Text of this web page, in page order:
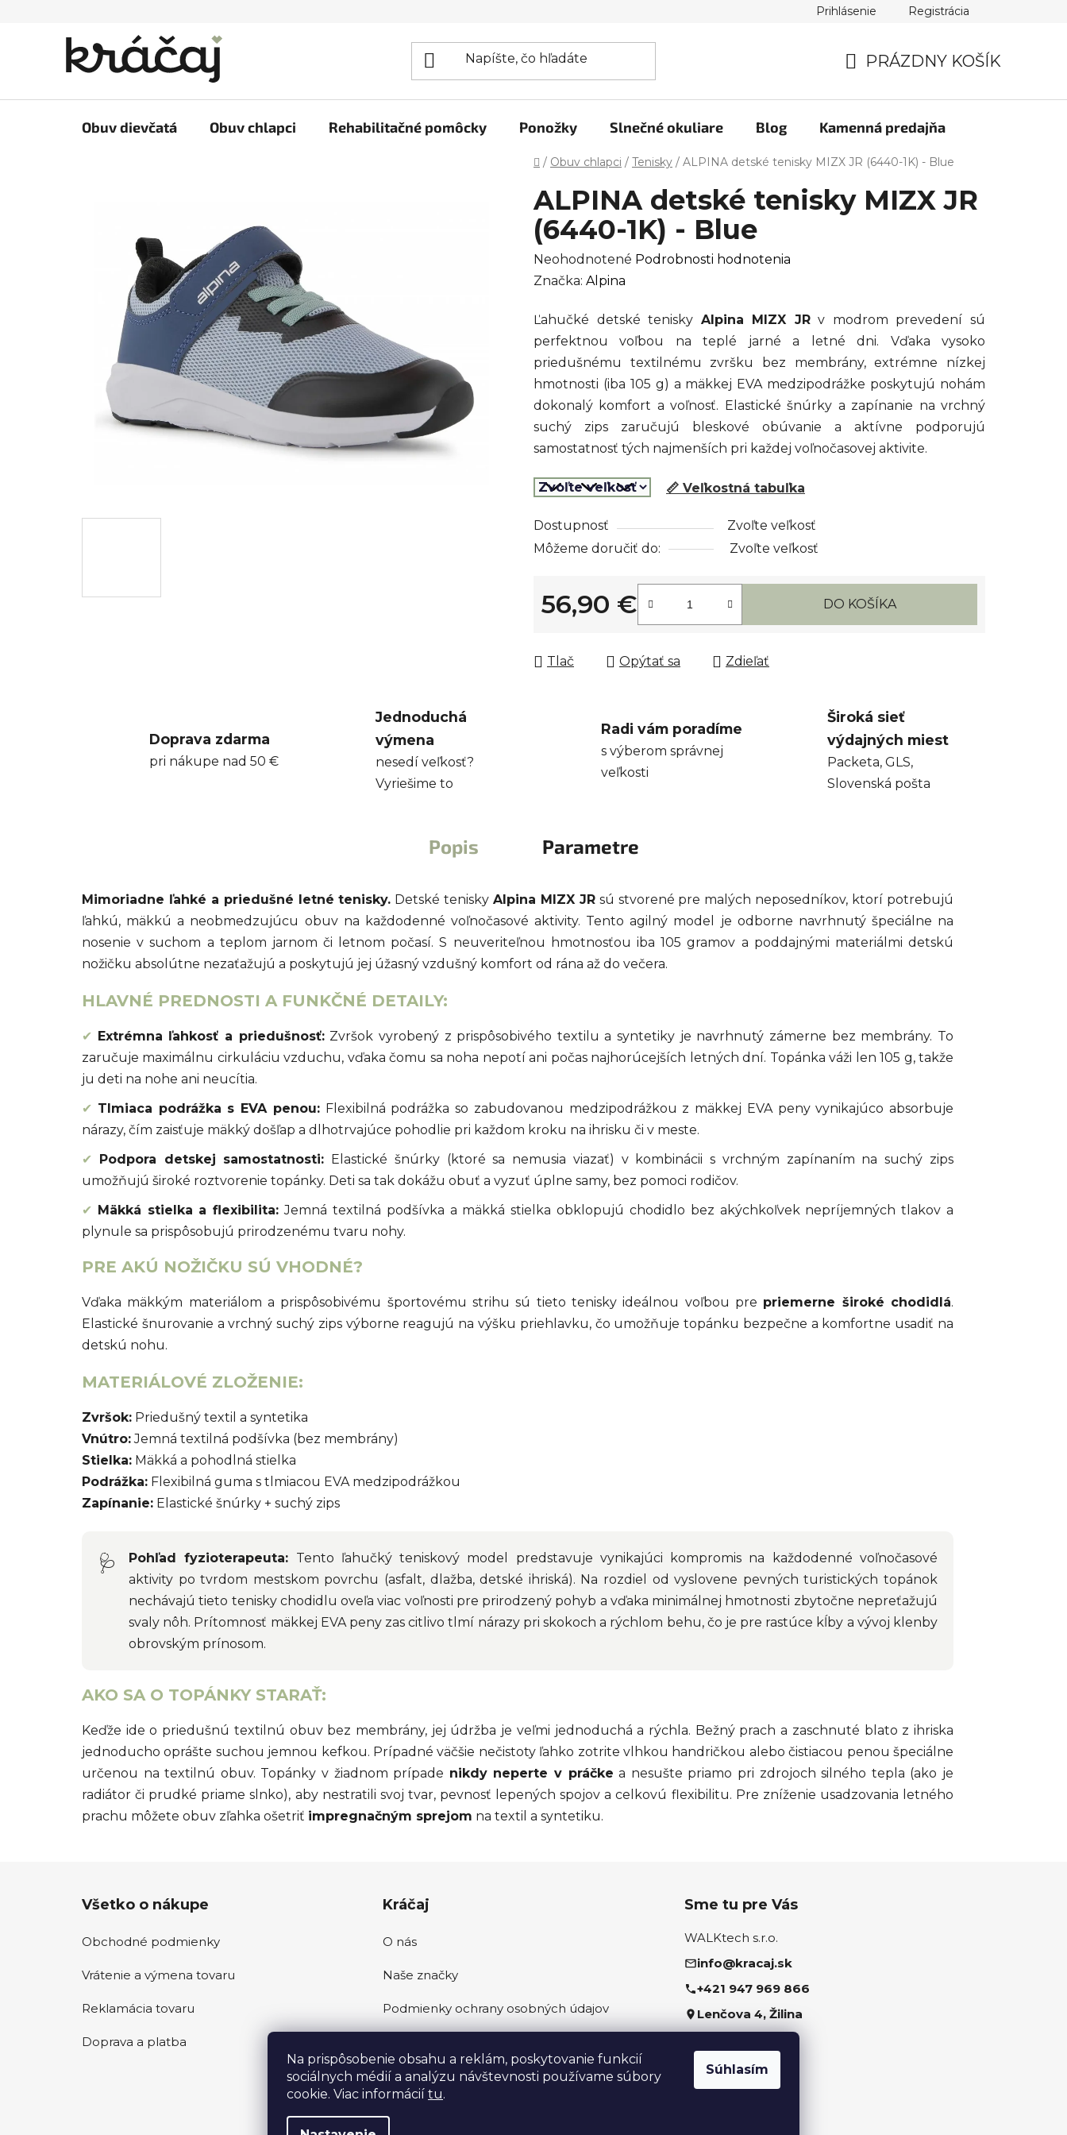
Na prispôsobenie obsahu a reklám, poskytovanie funkcií
sociálnych médií a analýzu návštevnosti používame súbory
cookie. Viac informácií tu.
Súhlasím
Prihlásenie Registrácia
KOŠÍK
PRÁZDNY KOŠÍK
Obuv dievčatá Obuv chlapci Rehabilitačné pomôcky Ponožky Slnečné okuliare Blog Kamenná predajňa
Domov
/ Obuv chlapci / Tenisky / ALPINA detské tenisky MIZX JR (6440-1K) - Blue
ALPINA detské tenisky MIZX JR
(6440-1K) - Blue
Priemerné
hodnotenie
je
0,0
z
5
hviezdičiek.
Neohodnotené Podrobnosti hodnotenia
Značka: Alpina
Ľahučké detské tenisky Alpina MIZX JRv modrom prevedení sú
perfektnou voľbou na teplé jarné a letné dni. Vďaka vysoko
priedušnému textilnému zvršku bez membrány, extrémne nízkej
hmotnosti (iba 105 g) a mäkkej EVA medzipodrážke poskytujú nohám
dokonalý komfort a voľnosť. Elastické šnúrky a zapínanie na vrchný
suchý zips zaručujú bleskové obúvanie a aktívne podporujú
samostatnosť tých najmenších pri každej voľnočasovej aktivite.
📏 Veľkostná tabuľka
Dostupnosť
Zvoľte veľkosť
Môžeme doručiť do:
Zvoľte veľkosť
56,90 €
Jednotková cena:
DO KOŠÍKA
Tlač Opýtať sa Zdieľať
Doprava zdarma
pri nákupe nad 50 €
Jednoduchá
výmena
nesedí veľkosť?
Vyriešime to
Radi vám poradíme
s výberom správnej
veľkosti
Široká sieť
výdajných miest
Packeta, GLS,
Slovenská pošta
Popis Parametre
Mimoriadne ľahké a priedušné letné tenisky. Detské teniskyAlpina MIZX JRsú stvorené pre malých neposedníkov, ktorí potrebujú
ľahkú, mäkkú a neobmedzujúcu obuv na každodenné voľnočasové aktivity. Tento agilný model je odborne navrhnutý špeciálne na
nosenie v suchom a teplom jarnom či letnom počasí. S neuveriteľnou hmotnosťou iba 105 gramov a poddajnými materiálmi detskú
nožičku absolútne nezaťažujú a poskytujú jej úžasný vzdušný komfort od rána až do večera.
HLAVNÉ PREDNOSTI A FUNKČNÉ DETAILY:
✔ Extrémna ľahkosť a priedušnosť:Zvršok vyrobený z prispôsobivého textilu a syntetiky je navrhnutý zámerne bez membrány. To
zaručuje maximálnu cirkuláciu vzduchu, vďaka čomu sa noha nepotí ani počas najhorúcejších letných dní. Topánka váži len 105 g, takže
ju deti na nohe ani neucítia.
✔ Tlmiaca podrážka s EVA penou:Flexibilná podrážka so zabudovanou medzipodrážkou z mäkkej EVA peny vynikajúco absorbuje
nárazy, čím zaisťuje mäkký došľap a dlhotrvajúce pohodlie pri každom kroku na ihrisku či v meste.
✔ Podpora detskej samostatnosti: Elastické šnúrky (ktoré sa nemusia viazať) v kombinácii s vrchným zapínaním na suchý zips
umožňujú široké roztvorenie topánky. Deti sa tak dokážu obuť a vyzuť úplne samy, bez pomoci rodičov.
✔ Mäkká stielka a flexibilita: Jemná textilná podšívka a mäkká stielka obklopujú chodidlo bez akýchkoľvek nepríjemných tlakov a
plynule sa prispôsobujú prirodzenému tvaru nohy.
PRE AKÚ NOŽIČKU SÚ VHODNÉ?
Vďaka mäkkým materiálom a prispôsobivému športovému strihu sú tieto tenisky ideálnou voľbou pre priemerne široké chodidlá.
Elastické šnurovanie a vrchný suchý zips výborne reagujú na výšku priehlavku, čo umožňuje topánku bezpečne a komfortne usadiť na
detskú nohu.
MATERIÁLOVÉ ZLOŽENIE:
Zvršok: Priedušný textil a syntetika
Vnútro:Jemná textilná podšívka (bez membrány)
Stielka: Mäkká a pohodlná stielka
Podrážka: Flexibilná guma s tlmiacou EVA medzipodrážkou
Zapínanie: Elastické šnúrky + suchý zips
🩺 Pohľad fyzioterapeuta: Tento ľahučký teniskový model predstavuje vynikajúci kompromis na každodenné voľnočasové
aktivity po tvrdom mestskom povrchu (asfalt, dlažba, detské ihriská). Na rozdiel od vyslovene pevných turistických topánok
nechávajú tieto tenisky chodidlu oveľa viac voľnosti pre prirodzený pohyb a vďaka minimálnej hmotnosti zbytočne nepreťažujú
svaly nôh. Prítomnosť mäkkej EVA peny zas citlivo tlmí nárazy pri skokoch a rýchlom behu, čo je pre rastúce kĺby a vývoj klenby
obrovským prínosom.
AKO SA O TOPÁNKY STARAŤ:
Keďže ide o priedušnú textilnú obuv bez membrány, jej údržba je veľmi jednoduchá a rýchla. Bežný prach a zaschnuté blato z ihriska
jednoducho oprášte suchou jemnou kefkou. Prípadné väčšie nečistoty ľahko zotrite vlhkou handričkou alebo čistiacou penou špeciálne
určenou na textilnú obuv. Topánky v žiadnom prípade nikdy neperte v práčke a nesušte priamo pri zdrojoch silného tepla (ako je
radiátor či prudké priame slnko), aby nestratili svoj tvar, pevnosť lepených spojov a celkovú flexibilitu. Pre zníženie usadzovania letného
prachu môžete obuv zľahka ošetriť impregnačným sprejom na textil a syntetiku.
Všetko o nákupe
Obchodné podmienky
Vrátenie a výmena tovaru
Reklamácia tovaru
Doprava a platba
Kráčaj
O nás
Naše značky
Podmienky ochrany osobných údajov
Sme tu pre Vás
WALKtech s.r.o.
info@kracaj.sk
+421 947 969 866
Lenčova 4, Žilina